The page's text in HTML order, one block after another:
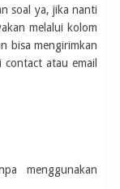
soal ya, jika nanti
melalui kolom
bisa mengirimkan
atau email
menggunakan